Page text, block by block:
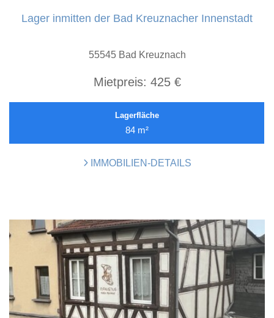
Lager inmitten der Bad Kreuznacher Innenstadt
55545 Bad Kreuznach
Mietpreis: 425 €
Lagerfläche
84 m²
IMMOBILIEN-DETAILS